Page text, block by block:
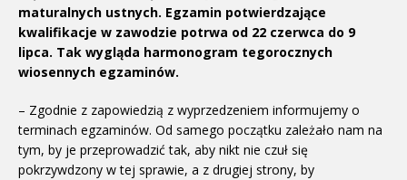
maturalnych ustnych. Egzamin potwierdzające
kwalifikacje w zawodzie potrwa od 22 czerwca do 9
lipca. Tak wygląda harmonogram tegorocznych
wiosennych egzaminów.
– Zgodnie z zapowiedzią z wyprzedzeniem informujemy o
terminach egzaminów. Od samego początku zależało nam na
tym, by je przeprowadzić tak, aby nikt nie czuł się
pokrzywdzony w tej sprawie, a z drugiej strony, by